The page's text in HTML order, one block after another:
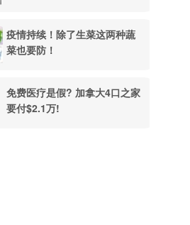
疫情持续！除了生菜这两种蔬
菜也要防！
免费医疗是假? 加拿大4口之家
要付$2.1万!